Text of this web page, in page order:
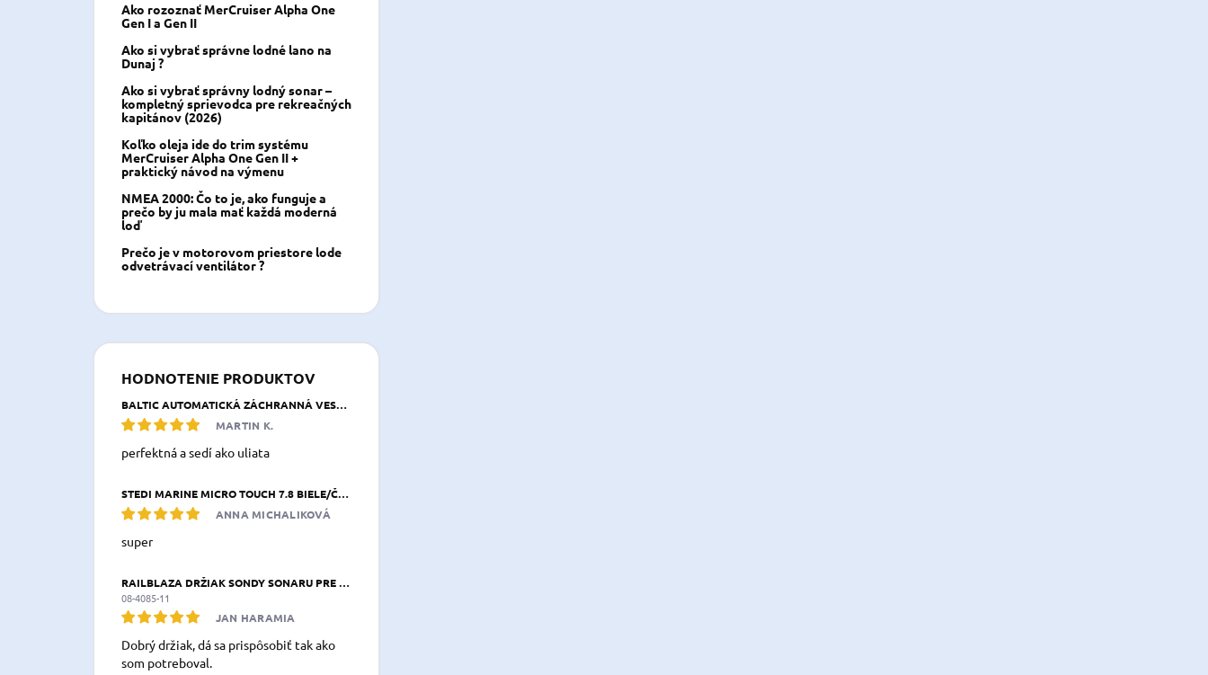
Ako rozoznať MerCruiser Alpha One
Gen I a Gen II
Ako si vybrať správne lodné lano na
Dunaj ?
Ako si vybrať správny lodný sonar –
kompletný sprievodca pre rekreačných
kapitánov (2026)
Koľko oleja ide do trim systému
MerCruiser Alpha One Gen II +
praktický návod na výmenu
NMEA 2000: Čo to je, ako funguje a
prečo by ju mala mať každá moderná
loď
Prečo je v motorovom priestore lode
odvetrávací ventilátor ?
HODNOTENIE PRODUKTOV
BALTIC AUTOMATICKÁ ZÁCHRANNÁ VESTA BREEZE 165 N NAVY MODRÁ
MARTIN K.
perfektná a sedí ako uliata
STEDI MARINE MICRO TOUCH 7.8 BIELE/ČERVENÉ LED SVETLO 197,8 × 26,3 × 39,2 MM IP68
ANNA MICHALIKOVÁ
super
RAILBLAZA DRŽIAK SONDY SONARU PRE KAJAK & KANOE XXL
08-4085-11
JAN HARAMIA
Dobrý držiak, dá sa prispôsobiť tak ako
som potreboval.